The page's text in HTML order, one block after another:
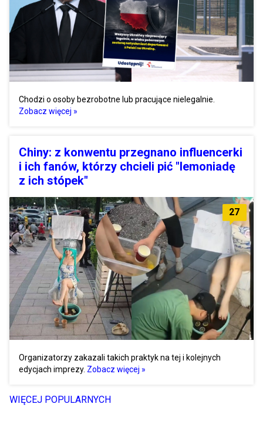
Chodzi o osoby bezrobotne lub pracujące nielegalnie.
Zobacz więcej »
Chiny: z konwentu przegnano influencerki
i ich fanów, którzy chcieli pić "lemoniadę
z ich stópek"
27
Organizatorzy zakazali takich praktyk na tej i kolejnych
edycjach imprezy. Zobacz więcej »
WIĘCEJ POPULARNYCH